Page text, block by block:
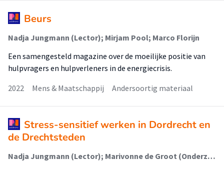
Beurs
Nadja Jungmann (Lector); Mirjam Pool; Marco Florijn
Een samengesteld magazine over de moeilijke positie van
hulpvragers en hulpverleners in de energiecrisis.
2022
Mens & Maatschappij Andersoortig materiaal
Stress-sensitief werken in Dordrecht en
de Drechtsteden
Nadja Jungmann (Lector); Marivonne de Groot (Onderzoeker); Annemieke van der Pol (Onderzoeker)